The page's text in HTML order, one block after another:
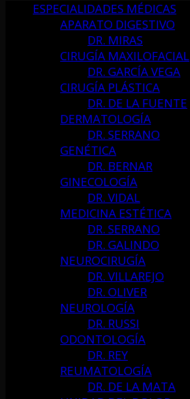
ESPECIALIDADES MÉDICAS
APARATO DIGESTIVO
DR. MIRAS
CIRUGÍA MAXILOFACIAL
DR. GARCÍA VEGA
CIRUGÍA PLÁSTICA
DR. DE LA FUENTE
DERMATOLOGÍA
DR. SERRANO
GENÉTICA
DR. BERNAR
GINECOLOGÍA
DR. VIDAL
MEDICINA ESTÉTICA
DR. SERRANO
DR. GALINDO
NEUROCIRUGÍA
DR. VILLAREJO
DR. OLIVER
NEUROLOGÍA
DR. RUSSI
ODONTOLOGÍA
DR. REY
REUMATOLOGÍA
DR. DE LA MATA